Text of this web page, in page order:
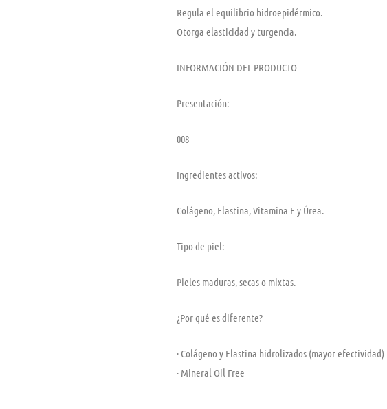
Regula el equilibrio hidroepidérmico.
Otorga elasticidad y turgencia.
INFORMACIÓN DEL PRODUCTO
Presentación:
008 –
Ingredientes activos:
Colágeno, Elastina, Vitamina E y Úrea.
Tipo de piel:
Pieles maduras, secas o mixtas.
¿Por qué es diferente?
· Colágeno y Elastina hidrolizados (mayor efectividad)
· Mineral Oil Free